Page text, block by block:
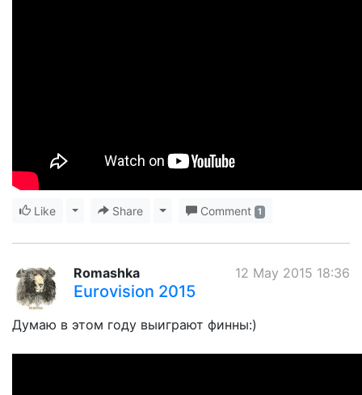
Like Toggle Dropdown
Share Toggle Dropdown
Comment 1
12 May 2015 18:36
Romashka
Eurovision 2015
Думаю в этом году выиграют финны:)